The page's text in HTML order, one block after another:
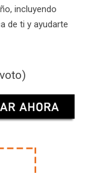
incluyendo
de ti y ayudarte